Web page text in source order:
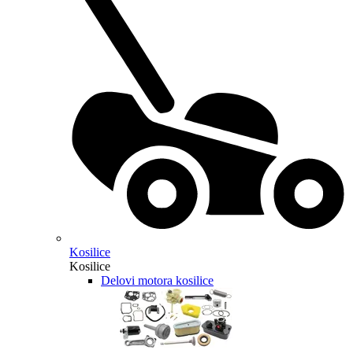
Kosilice
Kosilice
Delovi motora kosilice